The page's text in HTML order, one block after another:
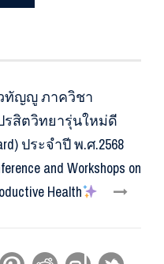
ทัญญู ภาควิชา
รสิตวิทยารุ่นใหม่ดี
ประจำปี พ.ศ.2568
and Workshops on
Health